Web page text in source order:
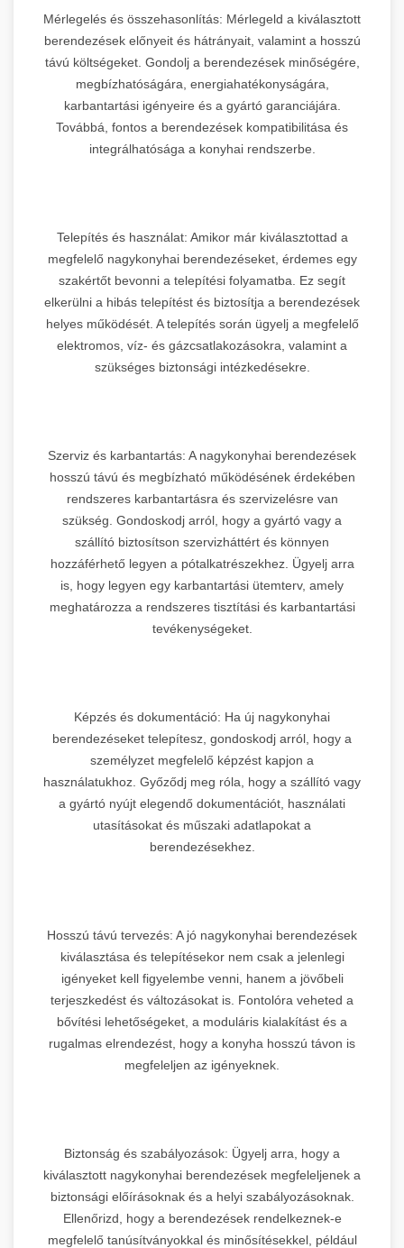
Mérlegelés és összehasonlítás: Mérlegeld a kiválasztott
berendezések előnyeit és hátrányait, valamint a hosszú
távú költségeket. Gondolj a berendezések minőségére,
megbízhatóságára, energiahatékonyságára,
karbantartási igényeire és a gyártó garanciájára.
Továbbá, fontos a berendezések kompatibilitása és
integrálhatósága a konyhai rendszerbe.
Telepítés és használat: Amikor már kiválasztottad a
megfelelő nagykonyhai berendezéseket, érdemes egy
szakértőt bevonni a telepítési folyamatba. Ez segít
elkerülni a hibás telepítést és biztosítja a berendezések
helyes működését. A telepítés során ügyelj a megfelelő
elektromos, víz- és gázcsatlakozásokra, valamint a
szükséges biztonsági intézkedésekre.
Szerviz és karbantartás: A nagykonyhai berendezések
hosszú távú és megbízható működésének érdekében
rendszeres karbantartásra és szervizelésre van
szükség. Gondoskodj arról, hogy a gyártó vagy a
szállító biztosítson szervizháttért és könnyen
hozzáférhető legyen a pótalkatrészekhez. Ügyelj arra
is, hogy legyen egy karbantartási ütemterv, amely
meghatározza a rendszeres tisztítási és karbantartási
tevékenységeket.
Képzés és dokumentáció: Ha új nagykonyhai
berendezéseket telepítesz, gondoskodj arról, hogy a
személyzet megfelelő képzést kapjon a
használatukhoz. Győződj meg róla, hogy a szállító vagy
a gyártó nyújt elegendő dokumentációt, használati
utasításokat és műszaki adatlapokat a
berendezésekhez.
Hosszú távú tervezés: A jó nagykonyhai berendezések
kiválasztása és telepítésekor nem csak a jelenlegi
igényeket kell figyelembe venni, hanem a jövőbeli
terjeszkedést és változásokat is. Fontolóra veheted a
bővítési lehetőségeket, a moduláris kialakítást és a
rugalmas elrendezést, hogy a konyha hosszú távon is
megfeleljen az igényeknek.
Biztonság és szabályozások: Ügyelj arra, hogy a
kiválasztott nagykonyhai berendezések megfeleljenek a
biztonsági előírásoknak és a helyi szabályozásoknak.
Ellenőrizd, hogy a berendezések rendelkeznek-e
megfelelő tanúsítványokkal és minősítésekkel, például